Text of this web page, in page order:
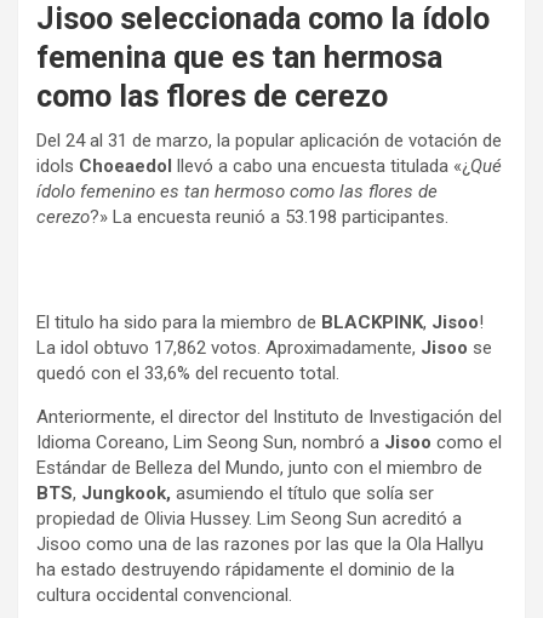
Jisoo seleccionada como la ídolo
femenina que es tan hermosa
como las flores de cerezo
Del 24 al 31 de marzo, la popular aplicación de votación de
idols Choeaedol llevó a cabo una encuesta titulada «¿ Qué
ídolo femenino es tan hermoso como las flores de
cerezo?» La encuesta reunió a 53.198 participantes.
El titulo ha sido para la miembro de BLACKPINK, Jisoo!
La idol obtuvo 17,862 votos. Aproximadamente, Jisoo se
quedó con el 33,6% del recuento total.
Anteriormente, el director del Instituto de Investigación del
Idioma Coreano, Lim Seong Sun, nombró a Jisoo como el
Estándar de Belleza del Mundo, junto con el miembro de
BTS, Jungkook, asumiendo el título que solía ser
propiedad de Olivia Hussey. Lim Seong Sun acreditó a
Jisoo como una de las razones por las que la Ola Hallyu
ha estado destruyendo rápidamente el dominio de la
cultura occidental convencional.